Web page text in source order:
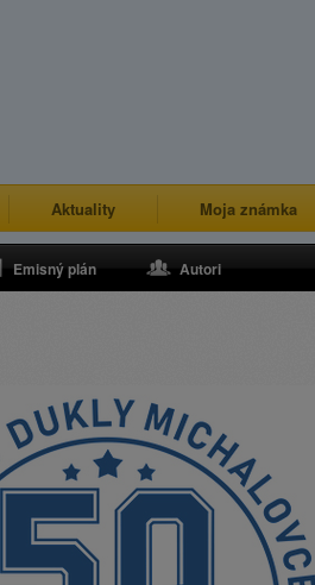
Aktuality Moja známka
Emisný plán Autori